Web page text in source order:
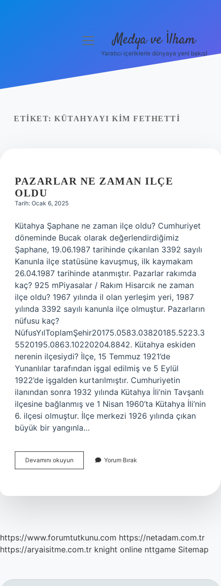
Yasal Uyarı
menüyüMedya ve İlham
Yaratıcı içeriklerle dünyaya yeni bakış!
ETIKET: KÜTAHYAYI KIM FETHETTI
PAZARLAR NE ZAMAN ILÇE
OLDU
Tarih: Ocak 6, 2025
Kütahya Şaphane ne zaman ilçe oldu? Cumhuriyet
döneminde Bucak olarak değerlendirdiğimiz
Şaphane, 19.06.1987 tarihinde çıkarılan 3392 sayılı
Kanunla ilçe statüsüne kavuşmuş, ilk kaymakam
26.04.1987 tarihinde atanmıştır. Pazarlar rakımda
kaç? 925 mPiyasalar / Rakım Hisarcık ne zaman
ilçe oldu? 1967 yılında il olan yerleşim yeri, 1987
yılında 3392 sayılı kanunla ilçe olmuştur. Pazarların
nüfusu kaç?
NüfusYılToplamŞehir20175.0583.03820185.5223.3
5520195.0863.10220204.8842. Kütahya eskiden
nerenin ilçesiydi? İlçe, 15 Temmuz 1921’de
Yunanlılar tarafından işgal edilmiş ve 5 Eylül
1922’de işgalden kurtarılmıştır. Cumhuriyetin
ilanından sonra 1932 yılında Kütahya İli’nin Tavşanlı
ilçesine bağlanmış ve 1 Nisan 1960’ta Kütahya İli’nin
6. ilçesi olmuştur. İlçe merkezi 1926 yılında çıkan
büyük bir yangınla…
Devamını okuyun Pazarlar
Ne
Oldu
Yorum Bırak
https://www.forumtutkunu.com https://netadam.com.tr
https://aryaisitme.com.tr knight online nttgame Sitemap